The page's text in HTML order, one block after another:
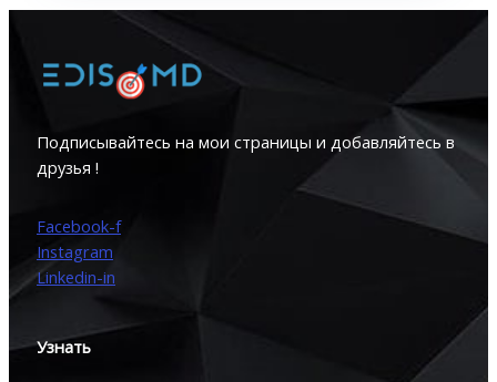
Подписывайтесь на мои страницы и добавляйтесь в
друзья !
Facebook-f
Instagram
Linkedin-in
Узнать